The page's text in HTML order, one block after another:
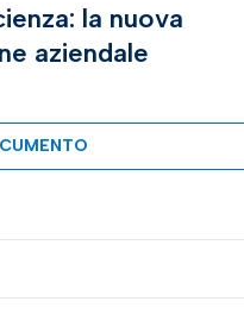
la nuova
aziendale